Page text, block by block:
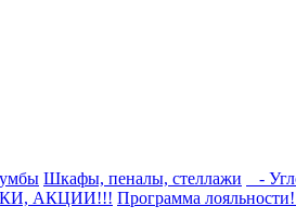
Шкафы, пеналы, стеллажи -
АКЦИИ!!! Программа